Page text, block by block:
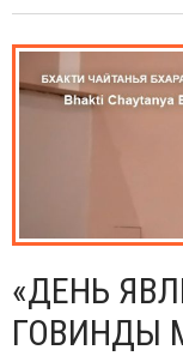
«ДЕНЬ
ГОВИНДЫ